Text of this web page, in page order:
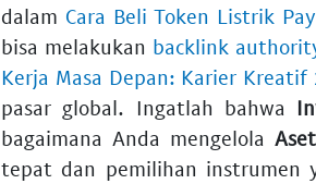
dalam Cara Beli Token Listrik
bisa melakukan backlink
Kerja Masa Depan: Karier Kreatif
pasar global. Ingatlah bahwa
bagaimana Anda mengelolaAset
tepat dan pemilihan instrumen